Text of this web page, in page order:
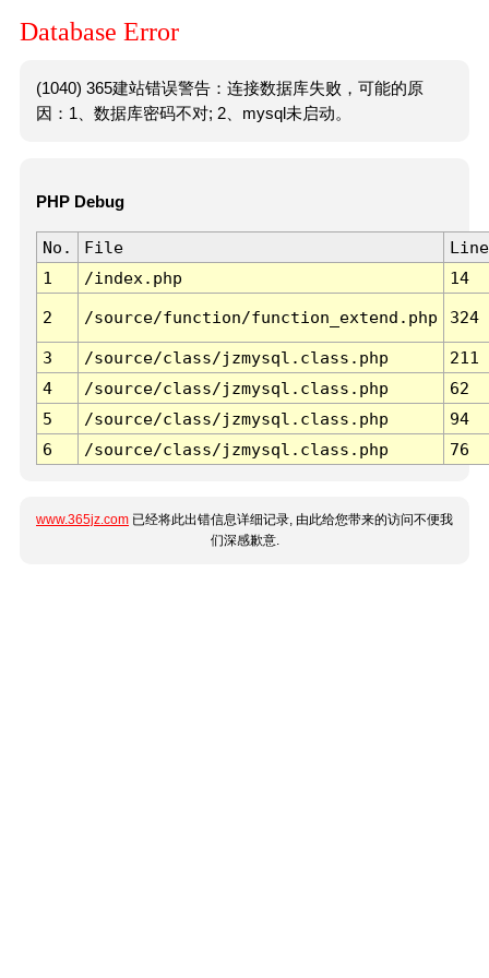
Database Error
(1040) 365建站错误警告：连接数据库失败，可能的原
因：1、数据库密码不对; 2、mysql未启动。
PHP Debug
No. File
Line
1
/index.php 14
2 /source/function/function_extend.php 324
3 /source/class/jzmysql.class.php
211
4
/source/class/jzmysql.class.php
62
5
/source/class/jzmysql.class.php
94
6
/source/class/jzmysql.class.php 76
www.365jz.com 已经将此出错信息详细记录, 由此给您带来的访问不便我
们深感歉意.